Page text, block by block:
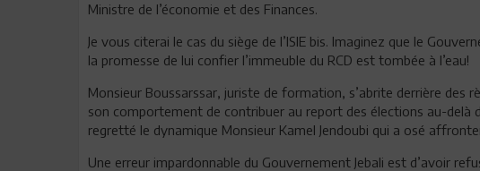
Ministre de l’économie et des Finances.
Je vous citerai le cas du siège de l’ISIE bis. Imaginez que le
la promesse de lui confier l’immeuble du RCD est tombée à l’eau!
Monsieur Boussarssar, juriste de formation, s’abrite derrière des
son comportement de contribuer au report des élections au-delà
regretté le dynamique Monsieur Kamel Jendoubi qui a osé
Une erreur impardonnable du Gouvernement Jebali est d’avoir